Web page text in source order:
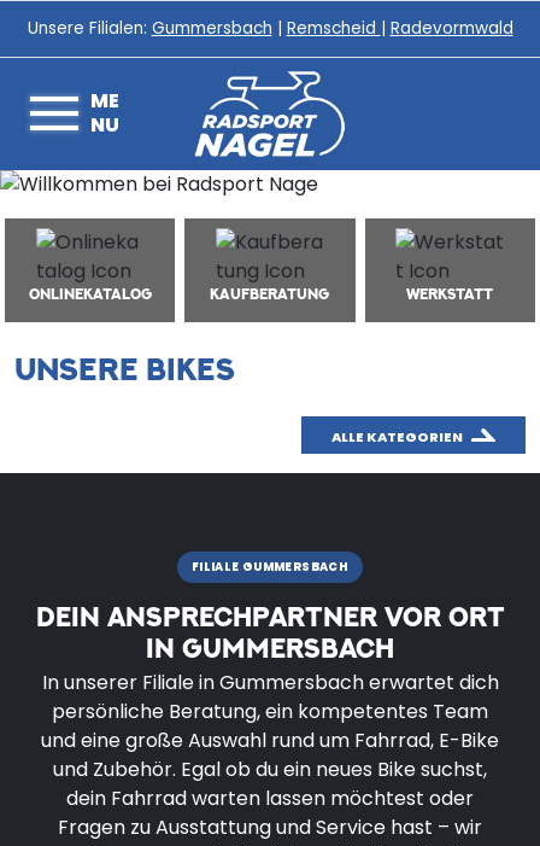
Unsere Filialen: Gummersbach | Remscheid | Radevormwald
ME
NU
ONLINEKATALOG KAUFBERATUNG WERKSTATT
UNSERE BIKES
ALLE KATEGORIEN
FILIALE GUMMERSBACH
DEIN ANSPRECHPARTNER VOR ORT
IN GUMMERSBACH
In unserer Filiale in Gummersbach erwartet dich
persönliche Beratung, ein kompetentes Team
und eine große Auswahl rund um Fahrrad, E-Bike
und Zubehör. Egal ob du ein neues Bike suchst,
dein Fahrrad warten lassen möchtest oder
Fragen zu Ausstattung und Service hast – wir